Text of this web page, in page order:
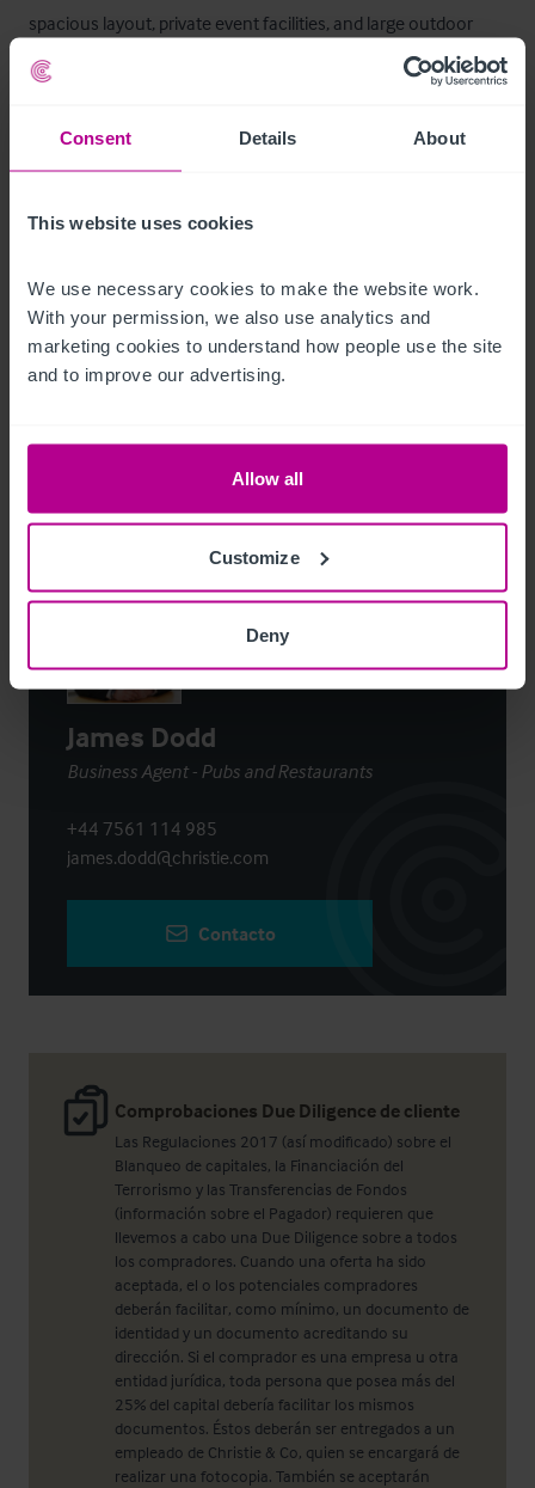
Consent Details About
This website uses cookies
We use necessary cookies to make the website work.
With your permission, we also use analytics and
marketing cookies to understand how people use the site
and to improve our advertising.
Allow all
Customize
Deny
spacious layout, private event facilities, and large outdoor
area, the venue is well-positioned for continued growth.
There is scope to expand the food offering, increase event
Licencias
Lively bar 5652100
Descargar
Comprobaciones Due Diligence de cliente
Las Regulaciones 2017 (así modificado) sobre el
Blanqueo de capitales, la Financiación del
Terrorismo y las Transferencias de Fondos
(información sobre el Pagador) requieren que
llevemos a cabo una Due Diligence sobre a todos
los compradores. Cuando una oferta ha sido
aceptada, el o los potenciales compradores
deberán facilitar, como mínimo, un documento de
identidad y un documento acreditando su
dirección. Si el comprador es una empresa u otra
entidad jurídica, toda persona que posea más del
25% del capital debería facilitar los mismos
documentos. Éstos deberán ser entregados a un
empleado de Christie & Co, quien se encargará de
realizar una fotocopia. También se aceptarán
Contacto
James Dodd
Business Agent - Pubs and Restaurants
+44 7561 114 985
james.dodd@christie.com
Contacto